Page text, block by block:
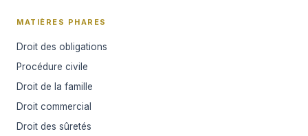
MATIÈRES PHARES
Droit des obligations
Procédure civile
Droit de la famille
Droit commercial
Droit des sûretés